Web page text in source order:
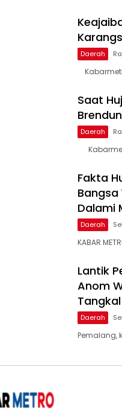
Daerah
Saat
Daerah
Fakta
Bangsa
Dalami
Daerah
KABAR
Lantik
Anom
Daerah
Pemalang,